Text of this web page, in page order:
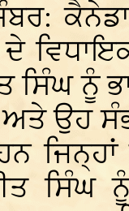
ਦੇ
ਸਿੰਘ ਨੂੰ
ਉਹ
ਜਿਨ੍ਹਾਂ
ਸਿੰਘ